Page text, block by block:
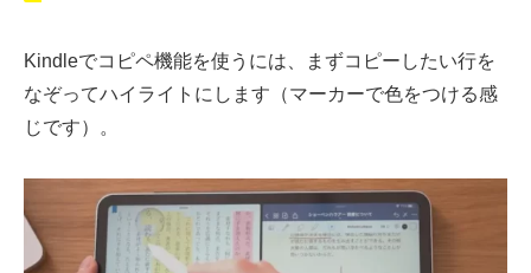
Kindleでコピペ機能を使うには、まずコピーしたい行を
なぞってハイライトにします（マーカーで色をつける感
じです）。